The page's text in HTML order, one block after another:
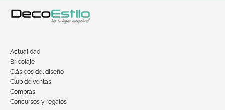
Actualidad
Bricolaje
Clásicos del diseño
Club de ventas
Compras
Concursos y regalos